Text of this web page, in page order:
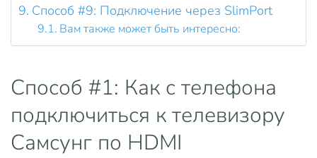
Способ #9: Подключение через SlimPort
Вам также может быть интересно:
Способ #1: Как с телефона
подключиться к телевизору
Самсунг по HDMI